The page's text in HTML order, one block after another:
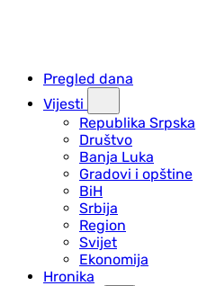
Pregled dana
Vijesti
Republika Srpska
Društvo
Banja Luka
Gradovi i opštine
BiH
Srbija
Region
Svijet
Ekonomija
Hronika